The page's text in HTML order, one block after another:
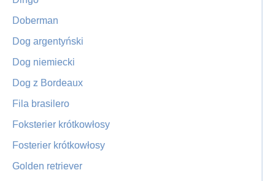
Doberman
Dog argentyński
Dog niemiecki
Dog z Bordeaux
Fila brasilero
Foksterier krótkowłosy
Fosterier krótkowłosy
Golden retriever